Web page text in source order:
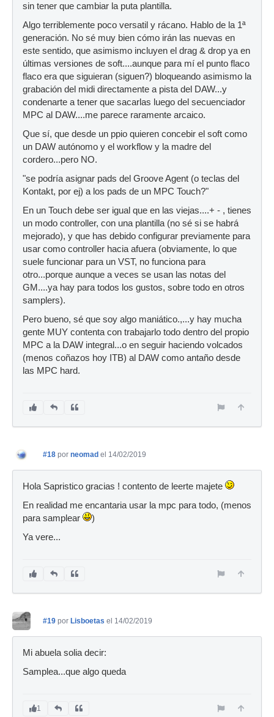
sin tener que cambiar la puta plantilla.
Algo terriblemente poco versatil y rácano. Hablo de la 1ª
generación. No sé muy bien cómo irán las nuevas en
este sentido, que asimismo incluyen el drag & drop ya en
últimas versiones de soft....aunque para mí el punto flaco
flaco era que siguieran (siguen?) bloqueando asimismo la
grabación del midi directamente a pista del DAW...y
condenarte a tener que sacarlas luego del secuenciador
MPC al DAW....me parece raramente arcaico.
Que sí, que desde un ppio quieren concebir el soft como
un DAW autónomo y el workflow y la madre del
cordero...pero NO.
"se podría asignar pads del Groove Agent (o teclas del
Kontakt, por ej) a los pads de un MPC Touch?"
En un Touch debe ser igual que en las viejas....+ - , tienes
un modo controller, con una plantilla (no sé si se habrá
mejorado), y que has debido configurar previamente para
usar como controller hacia afuera (obviamente, lo que
suele funcionar para un VST, no funciona para
otro...porque aunque a veces se usan las notas del
GM....ya hay para todos los gustos, sobre todo en otros
samplers).
Pero bueno, sé que soy algo maniático.,...y hay mucha
gente MUY contenta con trabajarlo todo dentro del propio
MPC a la DAW integral...o en seguir haciendo volcados
(menos coñazos hoy ITB) al DAW como antaño desde
las MPC hard.
#18 por neomad el 14/02/2019
Hola Sapristico gracias ! contento de leerte majete
En realidad me encantaria usar la mpc para todo, (menos
para samplear
)
Ya vere...
#19 por Lisboetas el 14/02/2019
Mi abuela solia decir:
Samplea...que algo queda
1